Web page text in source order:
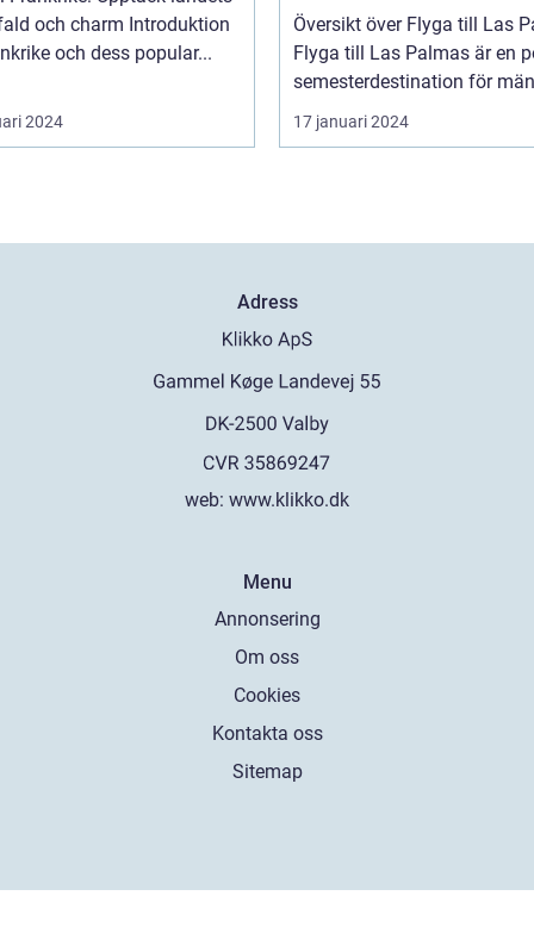
charm Introduktion
och dess popular...
2024
Översikt över Flyga till Las
Flyga till Las Palmas är en
semesterdestination för
17 januari 2024
Adress
web: www.klikko.dk
Menu
Annonsering
Om oss
Cookies
Kontakta oss
Sitemap